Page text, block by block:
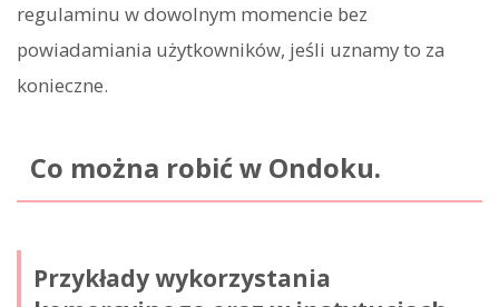
regulaminu w dowolnym momencie bez
powiadamiania użytkowników, jeśli uznamy to za
konieczne.
Co można robić w Ondoku.
Przykłady wykorzystania